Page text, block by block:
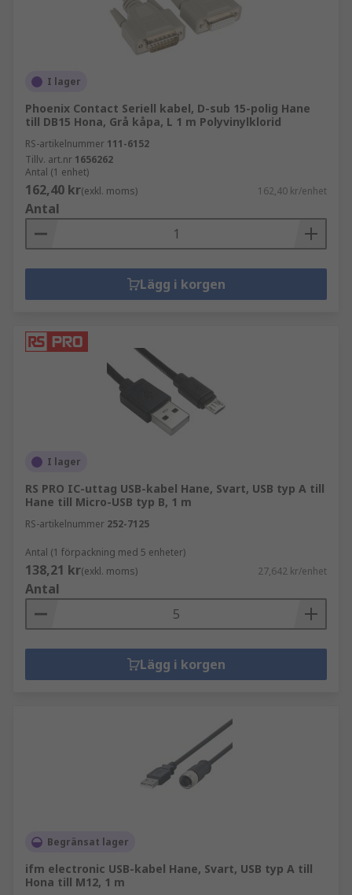
I lager
Phoenix Contact Seriell kabel, D-sub 15-polig Hane
till DB15 Hona, Grå kåpa, L 1 m Polyvinylklorid
RS-artikelnummer 111-6152
Tillv. art.nr 1656262
Antal (1 enhet)
162,40 kr(exkl. moms) 162,40 kr/enhet
Antal
Lägg i korgen
I lager
RS PRO IC-uttag USB-kabel Hane, Svart, USB typ A till
Hane till Micro-USB typ B, 1 m
RS-artikelnummer 252-7125
Antal (1 förpackning med 5 enheter)
138,21 kr(exkl. moms) 27,642 kr/enhet
Antal
Lägg i korgen
Begränsat lager
ifm electronic USB-kabel Hane, Svart, USB typ A till
Hona till M12, 1 m